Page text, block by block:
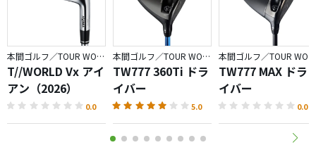
本間ゴルフ／TOUR WORLD
T//WORLD Vx アイ
アン（2026）
0.0
本間ゴルフ／TOUR WORLD
TW777 360Ti ドラ
イバー
5.0
TW777 MAX ドラ
イバー
0.0